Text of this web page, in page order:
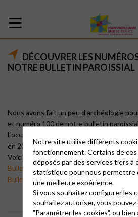
DÉCOUVRER LES
NOTRE BULLETIN PAROISSIAL
Nous avons fait un peu d’archéologie
et numéro 100 de notre bulletin
L’occasion de voir ce qui se passer dans
en 2001.
Voici les liens pour pouvoir les consulter :
Bulletin N° 100 (mars 2001)
Bulletin N° 6 (mai 1980)
Notre site utilise différents
fonctionnement. Certains de
déposés par des services tiers à
statistique pour nous permettre
une meilleure expérience.
Si vous souhaitez configurer les
souhaitez autoriser, vous
"Paramétrer les cookies", ou